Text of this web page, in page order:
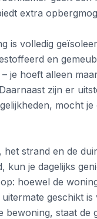
extra
is volledig
en
je hoeft alleen
zijn er
mocht je
het strand en de
kun je dagelijks
hoewel de
geschikt is
bewoning, staat de